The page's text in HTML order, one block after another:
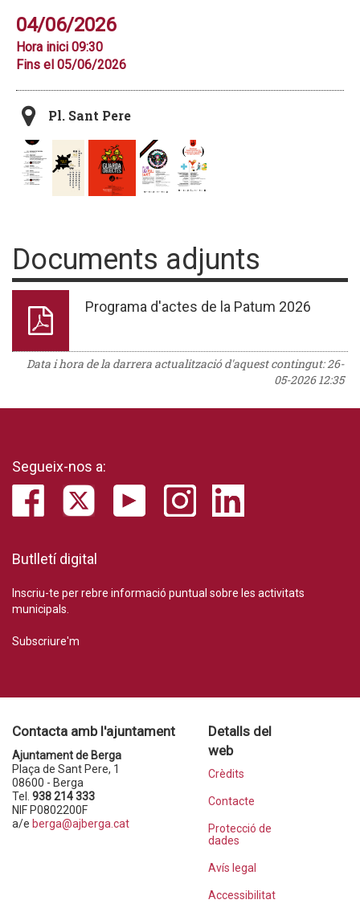
04/06/2026
Hora inici 09:30
Fins el 05/06/2026
Pl. Sant Pere
Documents adjunts
Programa d'actes de la Patum 2026
Data i hora de la darrera actualització d'aquest contingut:26-
05-2026 12:35
Segueix-nos a:
Butlletí digital
Inscriu-te per rebre informació puntual sobre les activitats
municipals.
Subscriure'm
Contacta amb l'ajuntament
Ajuntament de Berga
Plaça de Sant Pere, 1
08600 - Berga
Tel. 938 214 333
NIF P0802200F
a/e berga@ajberga.cat
Detalls del
web
Crèdits
Contacte
Protecció de
dades
Avís legal
Accessibilitat